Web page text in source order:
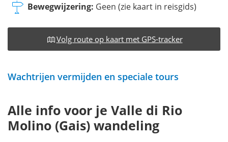
Bewegwijzering: Geen (zie kaart in reisgids)
Volg route op kaart met GPS-tracker
Wachtrijen vermijden en speciale tours
Alle info voor je Valle di Rio
Molino (Gais) wandeling